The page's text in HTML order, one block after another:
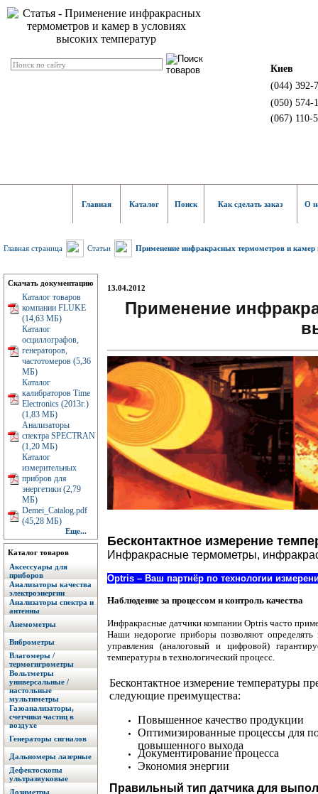
Киев
(044) 392-
(050) 574-
(067) 110-
Главная Каталог Поиск Как сделать заказ О
Главная страница Статьи Применение инфракрасных термометров и камер
Скачать документацию
Каталог товаров
компании FLUKE
(14,63 МБ)
Каталог
осциллографов,
генераторов,
частотомеров (5,36
МБ)
Каталог
калибраторов Time
Electronics (2013г.)
(1,83 МБ)
Анализаторы
спектра SPECTRAN
(1,20 МБ)
Каталог
измерительных
прибров для
энергетики (2,79
МБ)
Demei_Catalog.pdf
(45,28 МБ)
Еще...
Каталог товаров
Аксессуары для
приборов
Анализаторы качества
электроэнергии
Анализаторы спектра и
антенны
Анемометры
Виброметры
Влагомеры /
термогигрометры
Вольтметры
универсальные /
настольные
мультиметры
Газоанализаторы,
счетчики частиц в
воздухе
Генераторы сигналов
Дальномеры лазерные
Дефектоскопы
ультразвуковые
Дозиметры
13.04.2012
Применение
Бесконтактное измерение
Инфракрасные термометры,
Optris – Ваш партнёр по технологии
Наблюдение за процессом и контроль качества
Инфракрасные датчики компании Optris часто
Наши недорогие приборы позволяют
управления (аналоговый и цифровой)
температуры в технологический процесс.
Бесконтактное измерение температуры
следующие преимущества:
Повышенное качество продукции
Оптимизированные процессы для
повышенного выхода
Документирование процесса
Экономия энергии
Правильный тип датчика для